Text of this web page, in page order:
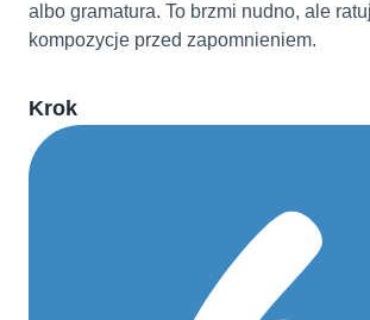
albo gramatura. To brzmi nudno, ale
kompozycje przed zapomnieniem.
Krok